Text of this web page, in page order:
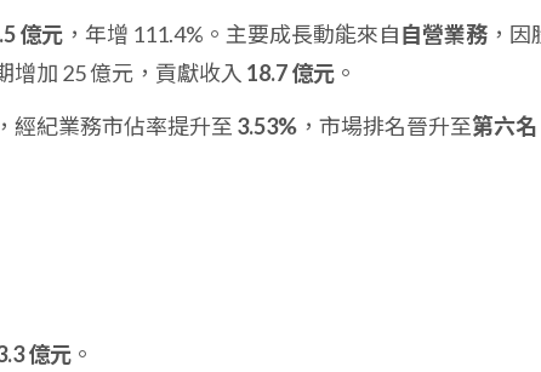
億元 ，年增 111.4%。主要成長動能來自自營業務 ，因
加 25 億元，貢獻收入 18.7 億元 。
經紀業務市佔率提升至 3.53% ，市場排名晉升至第六名
億元 。